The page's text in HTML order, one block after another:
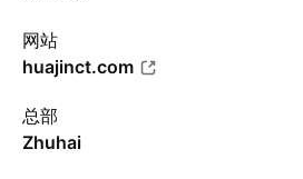
网站
huajinct.com
总部
Zhuhai